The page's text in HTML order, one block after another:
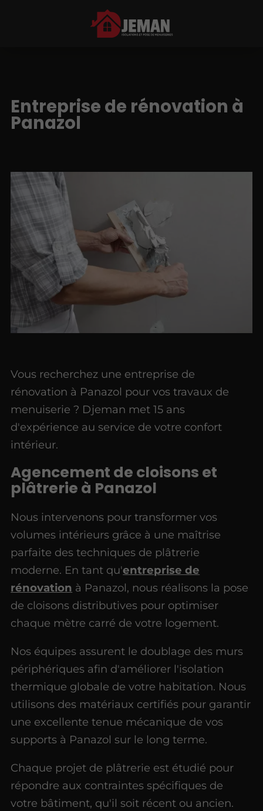
Entreprise de rénovation à
Panazol
Vous recherchez une entreprise de
rénovation à Panazol pour vos travaux de
menuiserie ? Djeman met 15 ans
d'expérience au service de votre confort
intérieur.
Agencement de cloisons et
plâtrerie à Panazol
Nous intervenons pour transformer vos
volumes intérieurs grâce à une maîtrise
parfaite des techniques de plâtrerie
moderne. En tant qu'entreprise de
rénovation à Panazol, nous réalisons la pose
de cloisons distributives pour optimiser
chaque mètre carré de votre logement.
Nos équipes assurent le doublage des murs
périphériques afin d'améliorer l'isolation
thermique globale de votre habitation. Nous
utilisons des matériaux certifiés pour garantir
une excellente tenue mécanique de vos
supports à Panazol sur le long terme.
Chaque projet de plâtrerie est étudié pour
répondre aux contraintes spécifiques de
votre bâtiment, qu'il soit récent ou ancien.